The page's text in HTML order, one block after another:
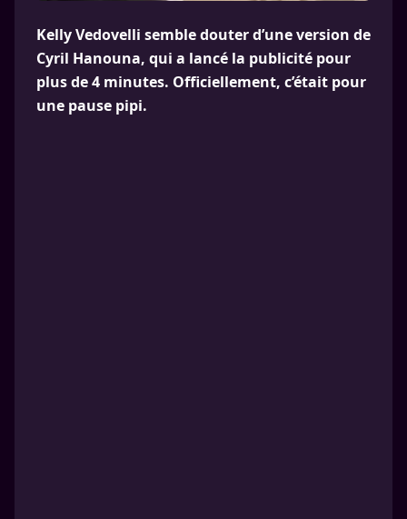
Kelly Vedovelli semble douter d’une version de
Cyril Hanouna, qui a lancé la publicité pour
plus de 4 minutes. Officiellement, c’était pour
une pause pipi.